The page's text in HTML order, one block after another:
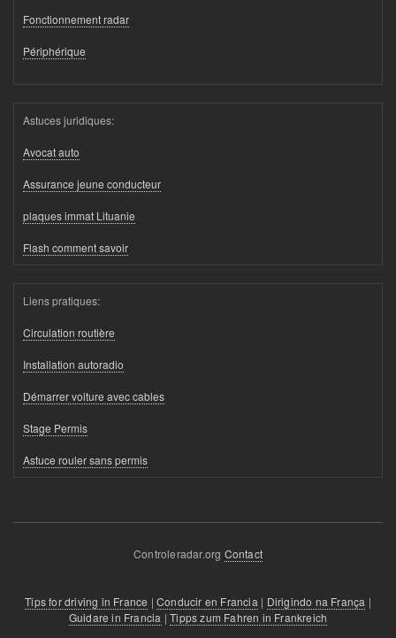
Fonctionnement radar
Périphérique
Astuces juridiques:
Avocat auto
Assurance jeune conducteur
plaques immat Lituanie
Flash comment savoir
Liens pratiques:
Circulation routière
Installation autoradio
Démarrer voiture avec cables
Stage Permis
Astuce rouler sans permis
Controleradar.org Contact
Tips for driving in France |Conducir en Francia | Dirigindo na França |
Guidare in Francia |Tipps zum Fahren in Frankreich